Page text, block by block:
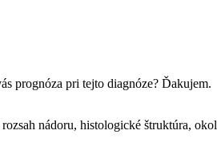
prognóza pri tejto diagnóze? Ďakujem.
nádoru, histologické štruktúra,